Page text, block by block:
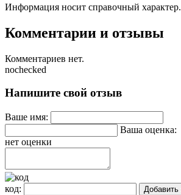
Информация носит справочный характер.
Комментарии и отзывы
Комментариев нет.
nochecked
Напишите свой отзыв
Ваше имя:
Ваша оценка:
нет оценки
код: